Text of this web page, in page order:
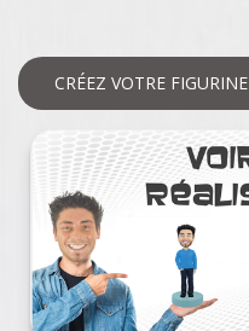
CRÉEZ VOTRE FIGURINE